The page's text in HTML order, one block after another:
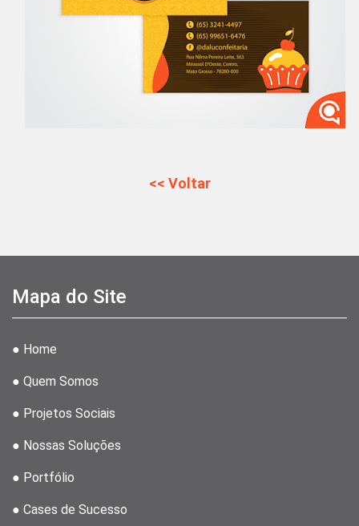
<< Voltar
Mapa do Site
● Home
● Quem Somos
● Projetos Sociais
● Nossas Soluções
● Portfólio
● Cases de Sucesso